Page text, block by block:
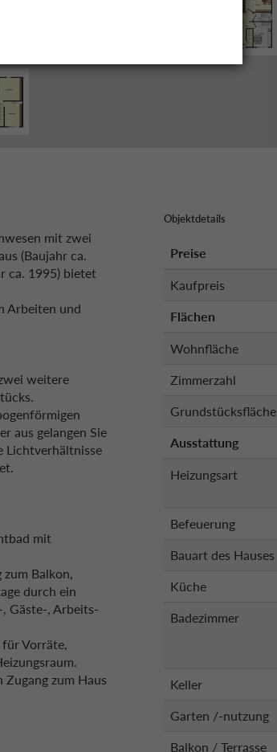
mit zwei
(Baujahr ca.
ca. 1995) bietet
Arbeiten und
weitere
aus gelangen Sie
Lichtverhältnisse
mit
Balkon,
durch ein
Gäste-, Arbeits-
Vorräte,
zum Haus
Objektdetails
Preise
Kaufpreis
Flächen
Wohnfläche
Zimmerzahl
Grundstücksfläche
Ausstattung
Heizungsart
Befeuerung
Bauart des Hauses
Küche
Badezimmer
Keller
Garten /-nutzung
Balkon / Terrasse